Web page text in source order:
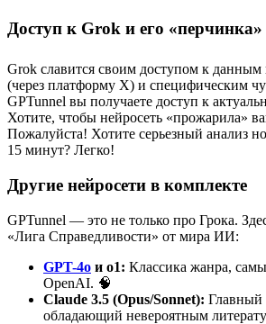
Доступ к Grok и его
Grok славится своим доступом к данным
(через платформу X) и специфическим
GPTunnel вы получаете доступ к
Хотите, чтобы нейросеть «прожарила»
Пожалуйста! Хотите серьезный анализ
15 минут? Легко!
Другие нейросети в комплекте
GPTunnel — это не только про Грока.
«Лига Справедливости» от мира ИИ:
GPT-4o и o1: Классика жанра,
OpenAI. 🧠
Claude 3.5 (Opus/Sonnet): Главный
обладающий невероятным